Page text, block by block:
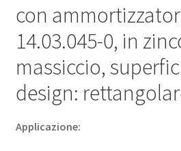
con
14.03.045-0, in
massiccio,
design:
Applicazione: